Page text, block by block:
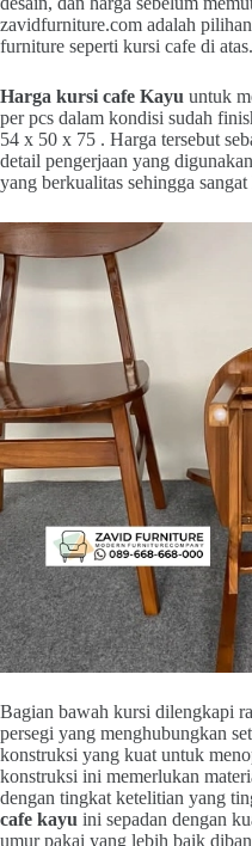
zavidfurniture.com adalah
furniture seperti kursi cafe di atas.
Harga kursi cafe Kayu untuk
per pcs dalam kondisi sudah
54 x 50 x 75 . Harga tersebut
detail pengerjaan yang
yang berkualitas sehingga sangat
Bagian bawah kursi dilengkapi
persegi yang menghubungkan
konstruksi yang kuat untuk
konstruksi ini memerlukan
dengan tingkat ketelitian yang
cafe kayu ini sepadan dengan
umur pakai yang lebih baik